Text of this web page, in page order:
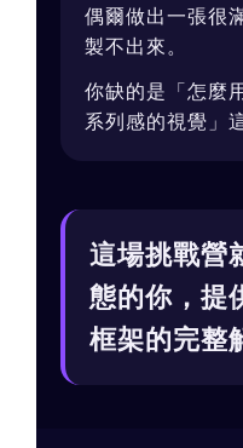
偶爾做出一張很
製不出來。
你缺的是「怎麼
系列感的視覺」
這場挑戰營
態的你，提
框架的完整